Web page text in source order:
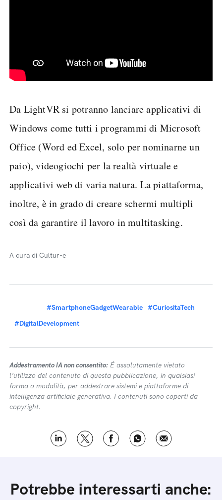
Da LightVR si potranno lanciare applicativi di
Windows come tutti i programmi di Microsoft
Office (Word ed Excel, solo per nominarne un
paio), videogiochi per la realtà virtuale e
applicativi web di varia natura. La piattaforma,
inoltre, è in grado di creare schermi multipli
così da garantire il lavoro in multitasking.
A cura di Cultur-e
#SmartphoneGadgetWearable #CuriositaTech
#DigitalDevelopment
Addestramento IA non consentito: É assolutamente vietato
l’utilizzo del contenuto di questa pubblicazione, in qualsiasi
forma o modalità, per addestrare sistemi e piattaforme di
intelligenza artificiale generativa. I contenuti sono coperti da
copyright.
Potrebbe interessarti anche: